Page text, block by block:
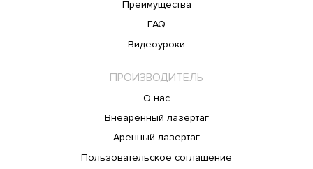
Преимущества
FAQ
Видеоуроки
ПРОИЗВОДИТЕЛЬ
О нас
Внеаренный лазертаг
Аренный лазертаг
Пользовательское соглашение